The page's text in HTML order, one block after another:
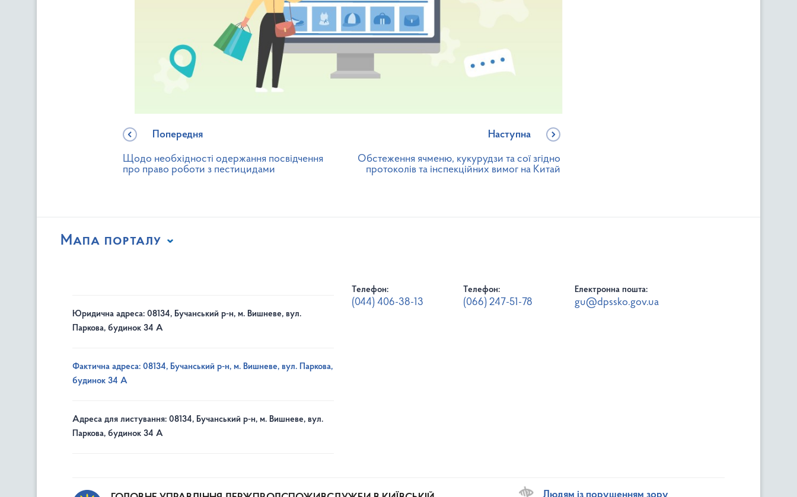
Попередня
Щодо необхідності одержання посвідчення
про право роботи з пестицидами
Наступна
Обстеження ячменю, кукурудзи та сої згідно
протоколів та інспекційних вимог на Китай
Мапа порталу
Юридична адреса: 08134, Бучанський р-н, м. Вишневе, вул.
Паркова, будинок 34 А
Фактична адреса: 08134, Бучанський р-н, м. Вишневе, вул. Паркова,
будинок 34 А
Адреса для листування: 08134, Бучанський р-н, м. Вишневе, вул.
Паркова, будинок 34 А
Телефон:
(044) 406-38-13
Телефон:
(066) 247-51-78
Електронна пошта:
gu@dpssko.gov.ua